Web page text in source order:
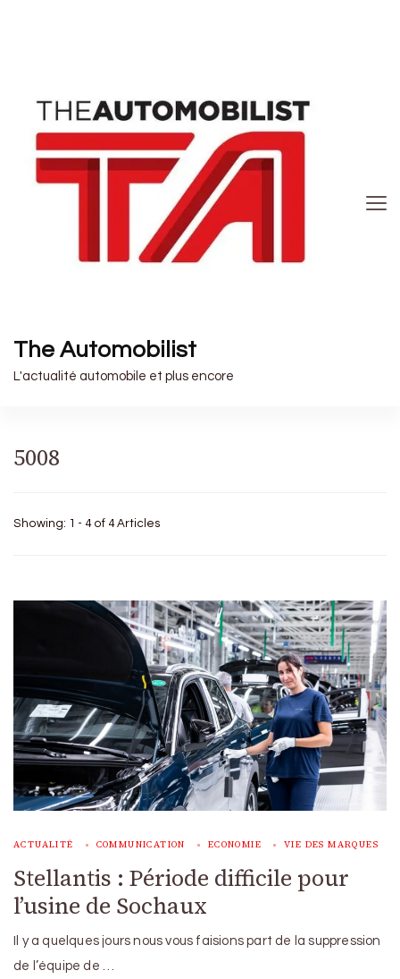
The Automobilist
L'actualité automobile et plus encore
5008
Showing: 1 - 4 of 4 Articles
ACTUALITÉ COMMUNICATION ECONOMIE VIE DES MARQUES
Stellantis : Période difficile pour
l’usine de Sochaux
Il y a quelques jours nous vous faisions part de la suppression
de l’équipe de …